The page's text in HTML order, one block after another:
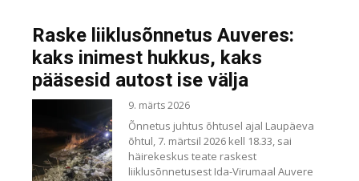
Raske liiklusõnnetus Auveres:
kaks inimest hukkus, kaks
pääsesid autost ise välja
9. märts 2026
Õnnetus juhtus õhtusel ajal Laupäeva
õhtul, 7. märtsil 2026 kell 18.33, sai
häirekeskus teate raskest
liiklusõnnetusest Ida-Virumaal Auvere